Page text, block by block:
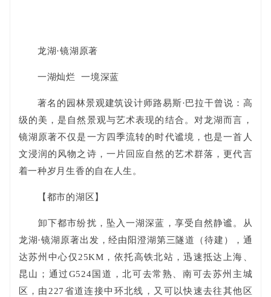
龙湖·镜湖原著
一湖灿烂 一境深蓝
著名的园林景观建筑设计师路易斯·巴拉干曾说：高
级的美，是自然景观与艺术表现的结合。对龙湖而言，
镜湖原著不仅是一方四季流转的时代谧境，也是一首人
文浸润的风物之诗，一片回应自然的艺术群落，更代言
着一种岁月生香的自在人生。
【都市的湖区】
卸下都市纷扰，坠入一湖深蓝，享受自然静谧。从
龙湖·镜湖原著出发，经由阳澄湖第三隧道（待建），通
达苏州中心仅25KM，依托高铁北站，迅速抵达上海、
昆山；通过G524国道，北可去常熟、南可去苏州主城
区，由227省道连接中环北线，又可以快速去往其他区